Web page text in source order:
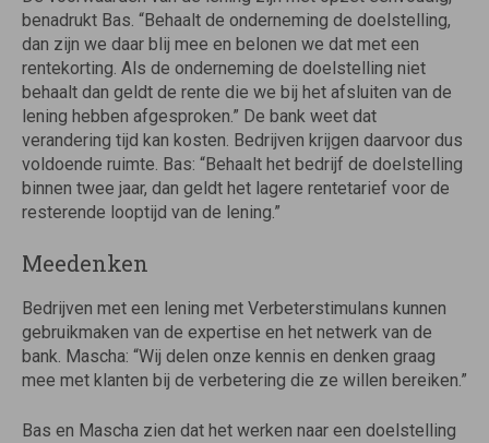
benadrukt Bas. “Behaalt de onderneming de doelstelling,
dan zijn we daar blij mee en belonen we dat met een
rentekorting. Als de onderneming de doelstelling niet
behaalt dan geldt de rente die we bij het afsluiten van de
lening hebben afgesproken.” De bank weet dat
verandering tijd kan kosten. Bedrijven krijgen daarvoor dus
voldoende ruimte. Bas: “Behaalt het bedrijf de doelstelling
binnen twee jaar, dan geldt het lagere rentetarief voor de
resterende looptijd van de lening.”
Meedenken
Bedrijven met een lening met Verbeterstimulans kunnen
gebruikmaken van de expertise en het netwerk van de
bank. Mascha: “Wij delen onze kennis en denken graag
mee met klanten bij de verbetering die ze willen bereiken.”
Bas en Mascha zien dat het werken naar een doelstelling